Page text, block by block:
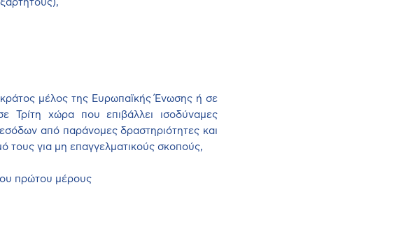
μέλος της Ευρωπαϊκής Ένωσης ή σε
Τρίτη χώρα που επιβάλλει ισοδύναμες
από παράνομες δραστηριότητες και
τους για μη επαγγελματικούς σκοπούς,
πρώτου μέρους